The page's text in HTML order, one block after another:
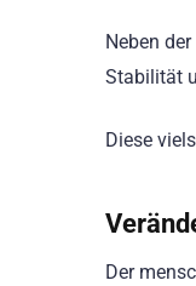
Neben
Stabilität
Diese
Der